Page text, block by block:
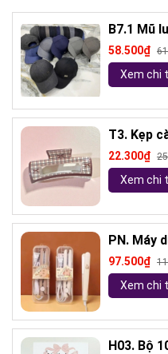
B7.1 Mũ
58.500₫
Xem chi
T3. Kẹp
22.300₫
Xem chi
PN. Máy
97.500₫
Xem chi
H03. Bộ